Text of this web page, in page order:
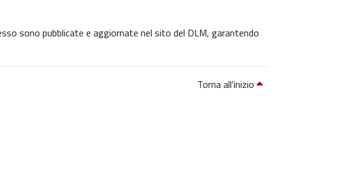
sono pubblicate e aggiornate nel sito del DLM, garantendo
Torna all'inizio